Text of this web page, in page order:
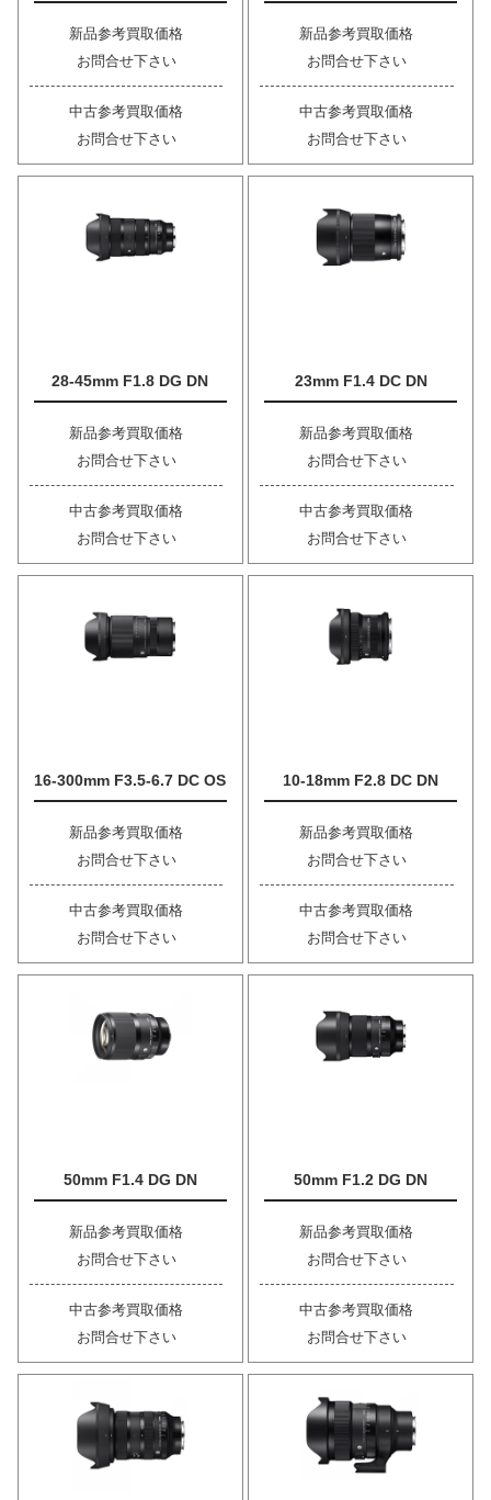
新品参考買取価格
お問合せ下さい
中古参考買取価格
お問合せ下さい
新品参考買取価格
お問合せ下さい
中古参考買取価格
お問合せ下さい
28-45mm F1.8 DG DN
新品参考買取価格
お問合せ下さい
中古参考買取価格
お問合せ下さい
23mm F1.4 DC DN
新品参考買取価格
お問合せ下さい
中古参考買取価格
お問合せ下さい
16-300mm F3.5-6.7 DC OS
新品参考買取価格
お問合せ下さい
中古参考買取価格
お問合せ下さい
10-18mm F2.8 DC DN
新品参考買取価格
お問合せ下さい
中古参考買取価格
お問合せ下さい
50mm F1.4 DG DN
新品参考買取価格
お問合せ下さい
中古参考買取価格
お問合せ下さい
50mm F1.2 DG DN
新品参考買取価格
お問合せ下さい
中古参考買取価格
お問合せ下さい